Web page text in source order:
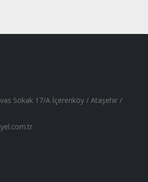
Sokak 17/A İçerenköy / Ataşehir /